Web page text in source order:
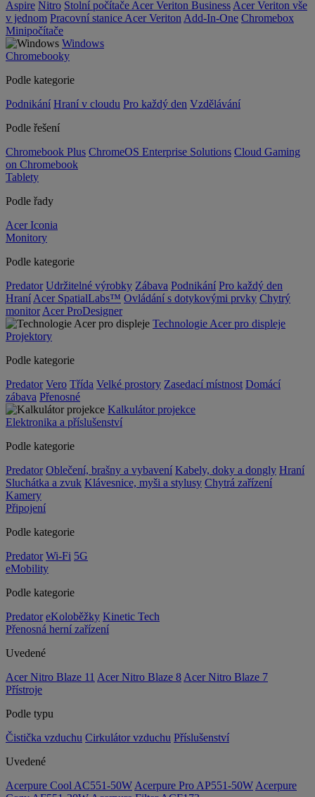
Aspire Nitro Stolní počítače Acer Veriton Business Acer Veriton vše
v jednom Pracovní stanice Acer Veriton Add-In-One Chromebox
Minipočítače
Windows
Chromebooky
Podle kategorie
Podnikání Hraní v cloudu Pro každý den Vzdělávání
Podle řešení
Chromebook Plus ChromeOS Enterprise Solutions Cloud Gaming
on Chromebook
Tablety
Podle řady
Acer Iconia
Monitory
Podle kategorie
Predator Udržitelné výrobky Zábava Podnikání Pro každý den
Hraní Acer SpatialLabs™ Ovládání s dotykovými prvky Chytrý
monitor Acer ProDesigner
Technologie Acer pro displeje
Projektory
Podle kategorie
Predator Vero Třída Velké prostory Zasedací místnost Domácí
zábava Přenosné
Kalkulátor projekce
Elektronika a příslušenství
Podle kategorie
Predator Oblečení, brašny a vybavení Kabely, doky a dongly Hraní
Sluchátka a zvuk Klávesnice, myši a stylusy Chytrá zařízení
Kamery
Připojení
Podle kategorie
Predator Wi-Fi 5G
eMobility
Podle kategorie
Predator eKoloběžky Kinetic Tech
Přenosná herní zařízení
Uvedené
Acer Nitro Blaze 11 Acer Nitro Blaze 8 Acer Nitro Blaze 7
Přístroje
Podle typu
Čistička vzduchu Cirkulátor vzduchu Příslušenství
Uvedené
Acerpure Cool AC551-50W Acerpure Pro AP551-50W Acerpure